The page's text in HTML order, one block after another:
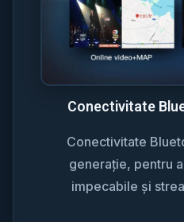
Conectivitate
Conectivitate
generație, pentru
impecabile și